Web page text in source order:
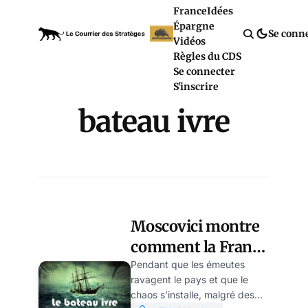
FranceIdées
Épargne
Vidéos
Règles du CDS
Se connecter
S'inscrire
Se
bateau ivre
Moscovici montre
comment la France
de Macron est un
bateau ivre
Pendant que les émeutes
ravagent le pays et que le
chaos s’installe, malgré des